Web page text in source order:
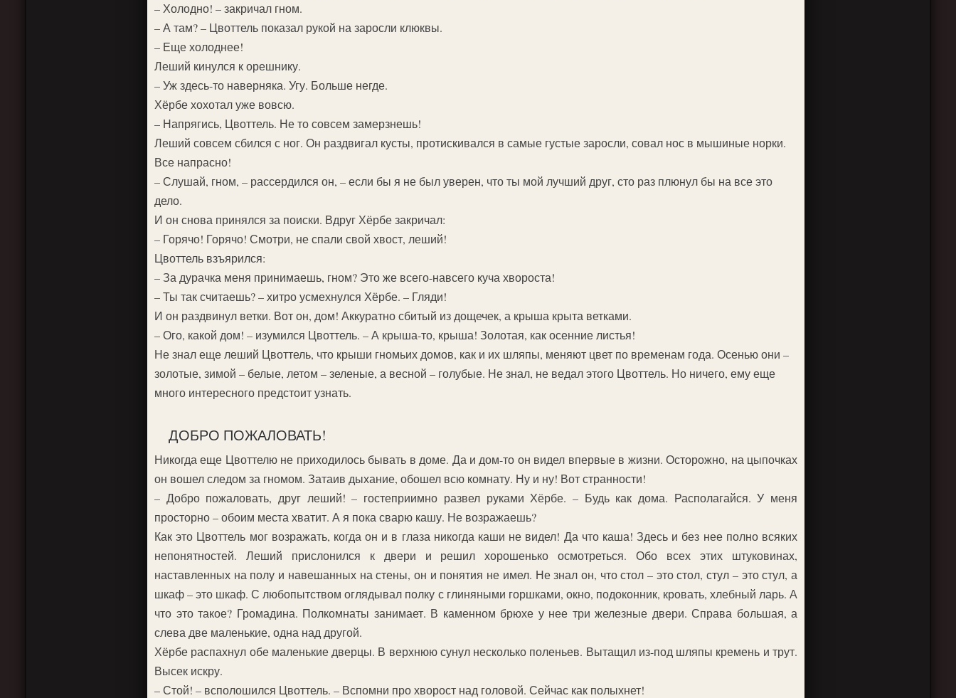
– Холодно! – закричал гном.
– А там? – Цвоттель показал рукой на заросли клюквы.
– Еще холоднее!
Леший кинулся к орешнику.
– Уж здесь-то наверняка. Угу. Больше негде.
Хёрбе хохотал уже вовсю.
– Напрягись, Цвоттель. Не то совсем замерзнешь!
Леший совсем сбился с ног. Он раздвигал кусты, протискивался в самые густые заросли, совал нос в мышиные норки.
Все напрасно!
– Слушай, гном, – рассердился он, – если бы я не был уверен, что ты мой лучший друг, сто раз плюнул бы на все это
дело.
И он снова принялся за поиски. Вдруг Хёрбе закричал:
– Горячо! Горячо! Смотри, не спали свой хвост, леший!
Цвоттель взъярился:
– За дурачка меня принимаешь, гном? Это же всего-навсего куча хвороста!
– Ты так считаешь? – хитро усмехнулся Хёрбе. – Гляди!
И он раздвинул ветки. Вот он, дом! Аккуратно сбитый из дощечек, а крыша крыта ветками.
– Ого, какой дом! – изумился Цвоттель. – А крыша-то, крыша! Золотая, как осенние листья!
Не знал еще леший Цвоттель, что крыши гномьих домов, как и их шляпы, меняют цвет по временам года. Осенью они –
золотые, зимой – белые, летом – зеленые, а весной – голубые. Не знал, не ведал этого Цвоттель. Но ничего, ему еще
много интересного предстоит узнать.
ДОБРО ПОЖАЛОВАТЬ!
Никогда еще Цвоттелю не приходилось бывать в доме. Да и дом-то он видел впервые в жизни. Осторожно, на цыпочках
он вошел следом за гномом. Затаив дыхание, обошел всю комнату. Ну и ну! Вот странности!
– Добро пожаловать, друг леший! – гостеприимно развел руками Хёрбе. – Будь как дома. Располагайся. У меня
просторно – обоим места хватит. А я пока сварю кашу. Не возражаешь?
Как это Цвоттель мог возражать, когда он и в глаза никогда каши не видел! Да что каша! Здесь и без нее полно всяких
непонятностей. Леший прислонился к двери и решил хорошенько осмотреться. Обо всех этих штуковинах,
наставленных на полу и навешанных на стены, он и понятия не имел. Не знал он, что стол – это стол, стул – это стул, а
шкаф – это шкаф. С любопытством оглядывал полку с глиняными горшками, окно, подоконник, кровать, хлебный ларь. А
что это такое? Громадина. Полкомнаты занимает. В каменном брюхе у нее три железные двери. Справа большая, а
слева две маленькие, одна над другой.
Хёрбе распахнул обе маленькие дверцы. В верхнюю сунул несколько поленьев. Вытащил из-под шляпы кремень и трут.
Высек искру.
– Стой! – всполошился Цвоттель. – Вспомни про хворост над головой. Сейчас как полыхнет!